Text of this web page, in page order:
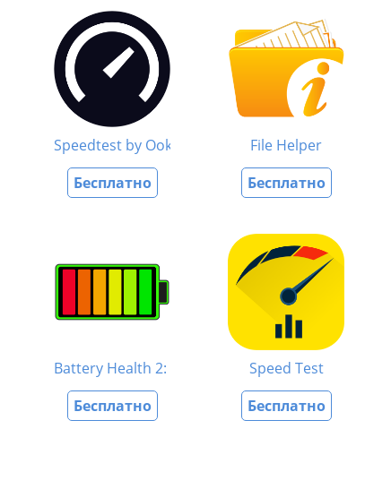
& Zip Tool
Speedtest by Ookla
Бесплатно
File Helper
Бесплатно
Battery Health 2: Stats & Info
Бесплатно
Speed Test
Бесплатно